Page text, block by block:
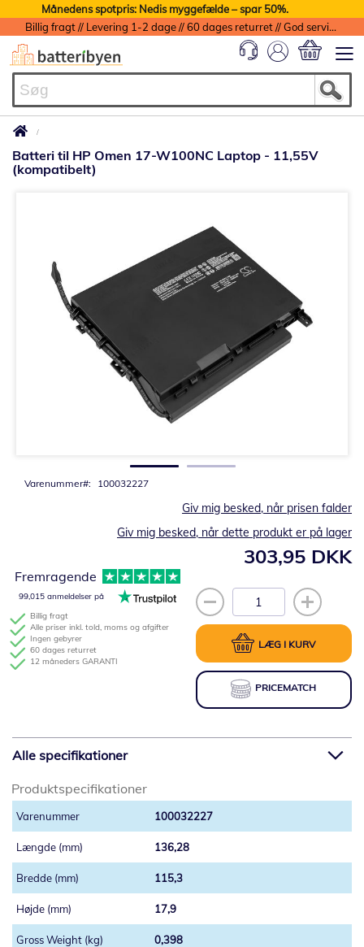
Månedens spotpris: Nedis myggefælde – spar 50%.
Billig fragt // Levering 1-2 dage // 60 dages returret // God service med garanti
Batteri til HP Omen 17-W100NC Laptop - 11,55V
(kompatibelt)
Varenummer 100032227
303,95 DKK
Giv mig besked, når prisen falder
Giv mig besked, når dette produkt er på lager
LÆG I KURV
PRICEMATCH
Billig fragt
Alle priser inkl. told, moms og afgifter
Ingen gebyrer
60 dages returret
12 måneders GARANTI
Fremragende
99,015 anmeldelser på
billedgalleriet
Alle specifikationer
Produktspecifikationer
100032227
136,28
115,3
17,9
0,398